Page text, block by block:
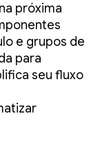
próxima
e grupos de
para
seu fluxo